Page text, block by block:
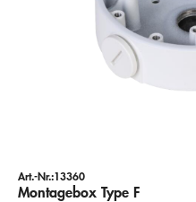
Art.-Nr.:13360
Montagebox Type F